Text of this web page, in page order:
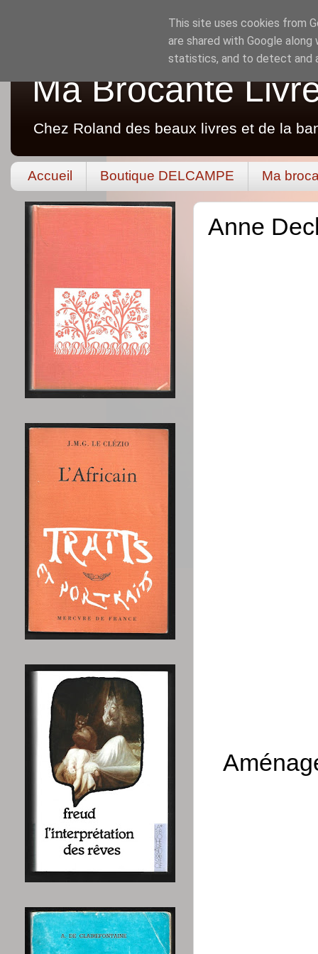
Ma Brocante
Chez Roland des beaux livres et de la
Accueil Boutique DELCAMPE Ma
Anne
This site uses cookies from
are shared with Google
statistics, and to detect and